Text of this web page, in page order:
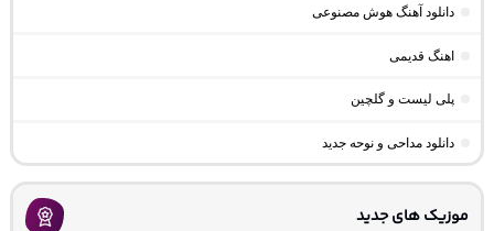
دانلود آهنگ هوش مصنوعی
اهنگ قدیمی
پلی لیست و گلچین
دانلود مداحی و نوحه جدید
موزیک های جدید